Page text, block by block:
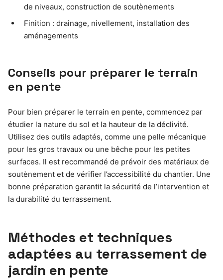
de niveaux, construction de soutènements
Finition : drainage, nivellement, installation des
aménagements
Conseils pour préparer le terrain
en pente
Pour bien préparer le terrain en pente, commencez par
étudier la nature du sol et la hauteur de la déclivité.
Utilisez des outils adaptés, comme une pelle mécanique
pour les gros travaux ou une bêche pour les petites
surfaces. Il est recommandé de prévoir des matériaux de
soutènement et de vérifier l’accessibilité du chantier. Une
bonne préparation garantit la sécurité de l’intervention et
la durabilité du terrassement.
Méthodes et techniques
adaptées au terrassement de
jardin en pente